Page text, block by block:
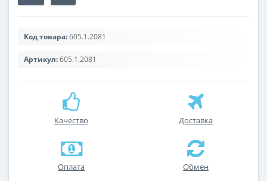
Код товара:605.1.2081
Артикул:605.1.2081
Качество Доставка
Оплата Обмен